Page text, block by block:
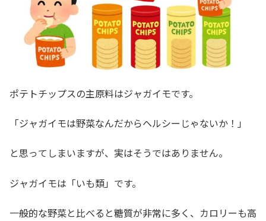
ポテトチップスの主原料はジャガイモです。
「ジャガイモは野菜なんだからヘルシーじゃないか！」
と思ってしまいますが、実はそうではありません。
ジャガイモは「いも類」です。
一般的な野菜と比べると糖質が非常に多く、カロリーも高